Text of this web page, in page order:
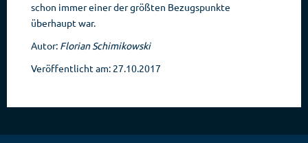
schon immer einer der größten Bezugspunkte
überhaupt war.
Autor: Florian Schimikowski
Veröffentlicht am: 27.10.2017